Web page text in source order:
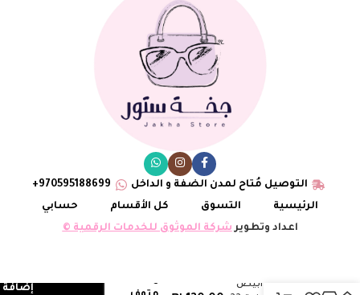
التوصيل مُتاح لمدن الضفة و الداخل
970595188699+
الرئيسية
التسوق كل الأقسام
حسابي
اعداد وتطويرشركة الموثوق للخدمات الرقمية ©
ليدي ديور ابيض
3
إضافة